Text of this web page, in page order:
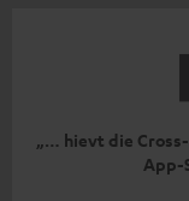
„… hievt die
App-